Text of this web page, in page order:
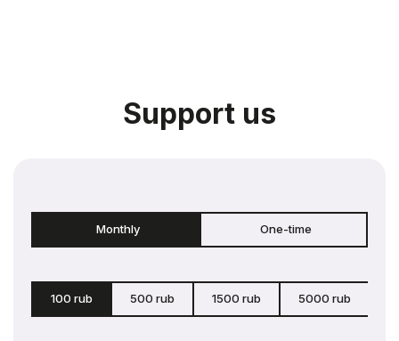
Support us
Monthly One-time
100 rub 500 rub 1500 rub 5000 rub